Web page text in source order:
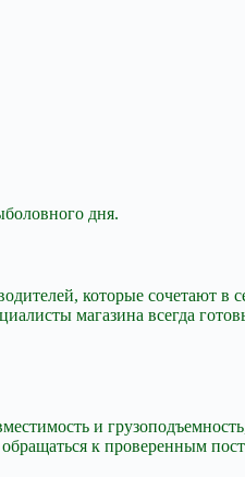
дня.
которые сочетают в
магазина всегда
и
к проверенным